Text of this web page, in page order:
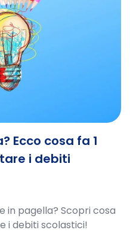
Ecco cosa fa 1
i debiti
in pagella? Scopri cosa
i debiti scolastici!